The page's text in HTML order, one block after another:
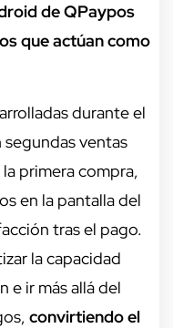
de QPaypos
que actúan como
durante el
ventas
primera compra,
en la pantalla del
tras el pago.
la capacidad
e ir más allá del
convirtiendo el